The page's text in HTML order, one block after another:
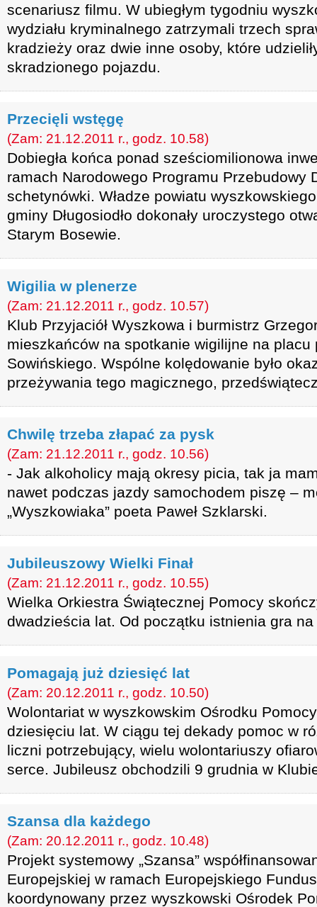
scenariusz filmu. W ubiegłym tygodniu
wydziału kryminalnego zatrzymali trzech
kradzieży oraz dwie inne osoby, które
skradzionego pojazdu.
Przecięli wstęgę
(Zam: 21.12.2011 r., godz. 10.58)
Dobiegła końca ponad sześciomilionowa
ramach Narodowego Programu Przebudowy
schetynówki. Władze powiatu
gminy Długosiodło dokonały uroczystego
Starym Bosewie.
Wigilia w plenerze
(Zam: 21.12.2011 r., godz. 10.57)
Klub Przyjaciół Wyszkowa i burmistrz
mieszkańców na spotkanie wigilijne na
Sowińskiego. Wspólne kolędowanie było
przeżywania tego magicznego,
Chwilę trzeba złapać za pysk
(Zam: 21.12.2011 r., godz. 10.56)
- Jak alkoholicy mają okresy picia, tak ja
nawet podczas jazdy samochodem piszę –
„Wyszkowiaka” poeta Paweł Szklarski.
Jubileuszowy Wielki Finał
(Zam: 21.12.2011 r., godz. 10.55)
Wielka Orkiestra Świątecznej Pomocy
dwadzieścia lat. Od początku istnienia gra
Pomagają już dziesięć lat
(Zam: 20.12.2011 r., godz. 10.50)
Wolontariat w wyszkowskim Ośrodku
dziesięciu lat. W ciągu tej dekady pomoc w
liczni potrzebujący, wielu wolontariuszy
serce. Jubileusz obchodzili 9 grudnia w
Szansa dla każdego
(Zam: 20.12.2011 r., godz. 10.48)
Projekt systemowy „Szansa”
Europejskiej w ramach Europejskiego
koordynowany przez wyszkowski Ośrodek